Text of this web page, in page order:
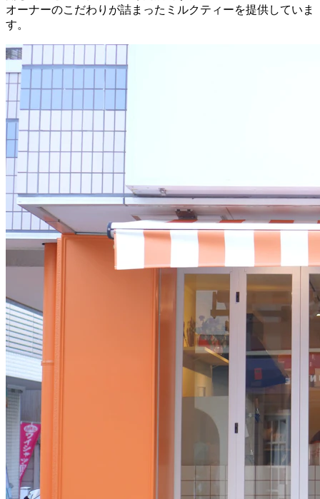
オーナーのこだわりが詰まったミルクティーを提供していま
す。